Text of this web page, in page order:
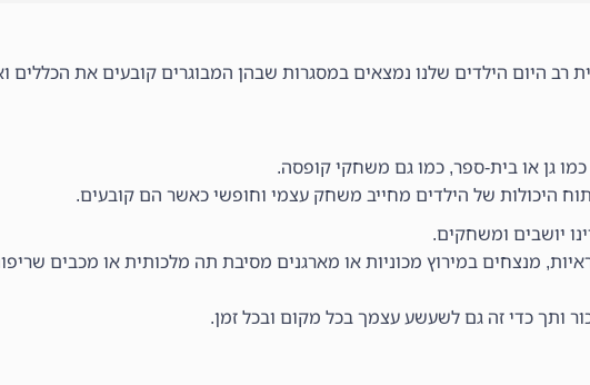
היום הילדים שלנו נמצאים במסגרות שבהן המבוגרים קובעים את הכללים
גן או בית-ספר, כמו גם משחקי קופסה.
היכולות של הילדים מחייב משחק עצמי וחופשי כאשר הם קובעים.
יושבים ומשחקים.
מנצחים במירוץ מכוניות או מארגנים מסיבת תה מלכותית או מכבים
ותך כדי זה גם לשעשע עצמך בכל מקום ובכל זמן.